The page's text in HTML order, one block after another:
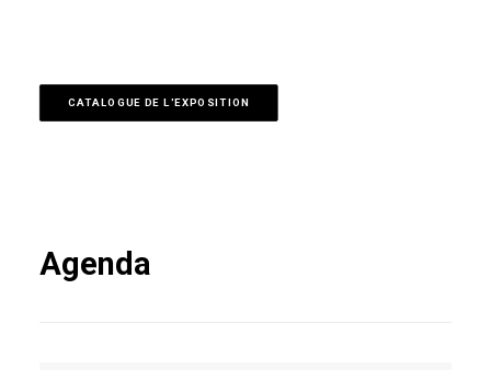
CATALOGUE DE L'EXPOSITION
Agenda